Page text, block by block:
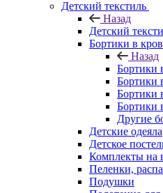
Детский текстиль
Назад
Детский
Бортики в
Назад
Бортики
Бортики
Бортики
Бортики
Другие
Детские одеяла
Детское
Комплекты на
Пеленки,
Подушки